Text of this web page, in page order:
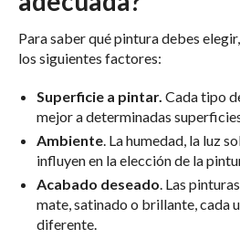
Para saber qué pintura debes
los siguientes factores:
Superficie a pintar. Cada tipo
mejor a determinadas
Ambiente. La humedad, la luz
influyen en la elección de la
Acabado deseado. Las
mate, satinado o brillante, cada
diferente.